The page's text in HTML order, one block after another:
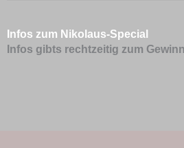
Infos zum Nikolaus-Special
Infos gibts rechtzeitig zum